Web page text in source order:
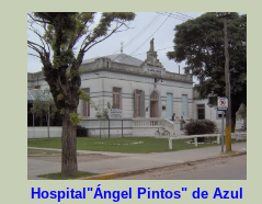
Hospital"Ángel Pintos" de Azul